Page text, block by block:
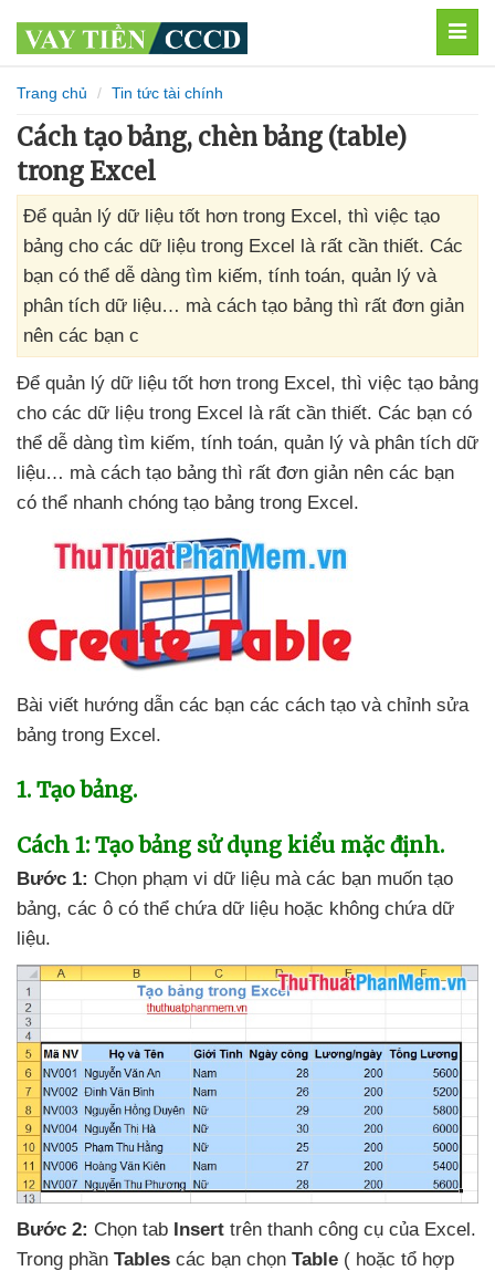
Trang chủ Tin tức tài chính
Cách tạo bảng, chèn bảng (table)
trong Excel
Để quản lý dữ liệu tốt hơn trong Excel, thì việc tạo
bảng cho các dữ liệu trong Excel là rất cần thiết. Các
bạn có thể dễ dàng tìm kiếm, tính toán, quản lý và
phân tích dữ liệu… mà cách tạo bảng thì rất đơn giản
nên các bạn c
Để quản lý dữ liệu tốt hơn trong Excel, thì việc tạo bảng
cho các dữ liệu trong Excel là rất cần thiết. Các bạn có
thể dễ dàng tìm kiếm, tính toán, quản lý và phân tích dữ
liệu… mà cách tạo bảng thì rất đơn giản nên các bạn
có thể nhanh chóng tạo bảng trong Excel.
Bài viết hướng dẫn các bạn các cách tạo và chỉnh sửa
bảng trong Excel.
1. Tạo bảng.
Cách 1: Tạo bảng sử dụng kiểu mặc định.
Bước 1: Chọn phạm vi dữ liệu mà các bạn muốn tạo
bảng, các ô có thể chứa dữ liệu hoặc không chứa dữ
liệu.
Bước 2: Chọn tab Insert trên thanh công cụ của Excel.
Trong phần Tables các bạn chọn Table ( hoặc tổ hợp